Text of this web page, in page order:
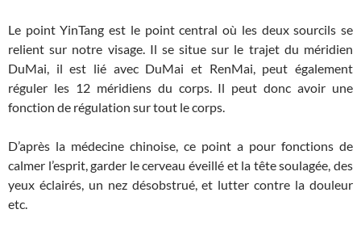
Le point YinTang est le point central où les deux sourcils se
relient sur notre visage. Il se situe sur le trajet du méridien
DuMai, il est lié avec DuMai et RenMai, peut également
réguler les 12 méridiens du corps. Il peut donc avoir une
fonction de régulation sur tout le corps.
D’après la médecine chinoise, ce point a pour fonctions de
calmer l’esprit, garder le cerveau éveillé et la tête soulagée, des
yeux éclairés, un nez désobstrué, et lutter contre la douleur
etc.